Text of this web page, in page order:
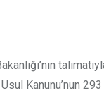
Kanunu’nun